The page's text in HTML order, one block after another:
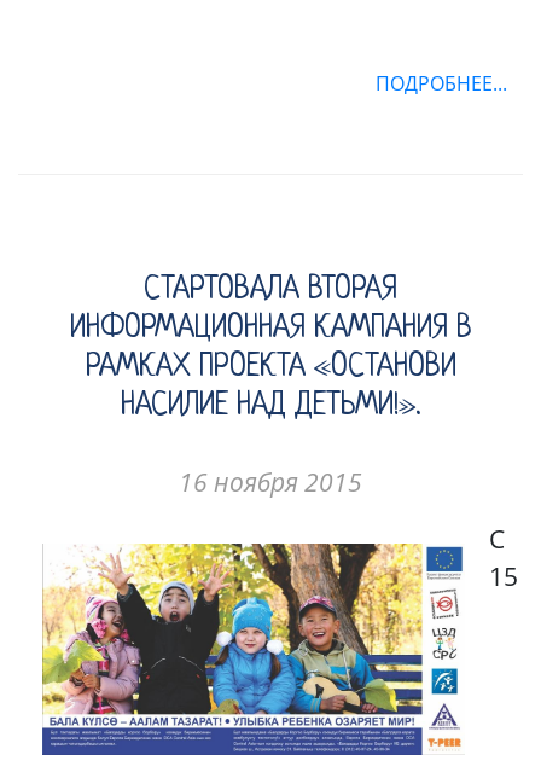
ПОДРОБНЕЕ...
СТАРТОВАЛА ВТОРАЯ
ИНФОРМАЦИОННАЯ КАМПАНИЯ В
РАМКАХ ПРОЕКТА «ОСТАНОВИ
НАСИЛИЕ НАД ДЕТЬМИ!».
16 ноября 2015
С
15